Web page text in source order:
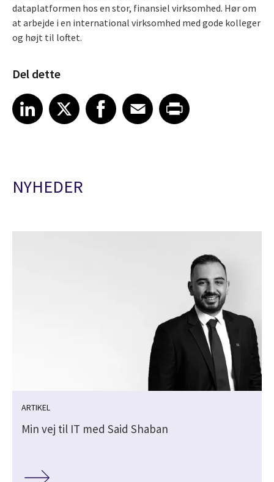
dataplatformen hos en stor, finansiel virksomhed. Hør om
at arbejde i en international virksomhed med gode kolleger
og højt til loftet.
Del dette
Share article on LinkedIn
LinkedIn
Share article on XShare article on Facebook
Facebook
Share article on Email
EmailShare article on Print
NYHEDER
ARTIKEL
Min vej til IT med Said Shaban